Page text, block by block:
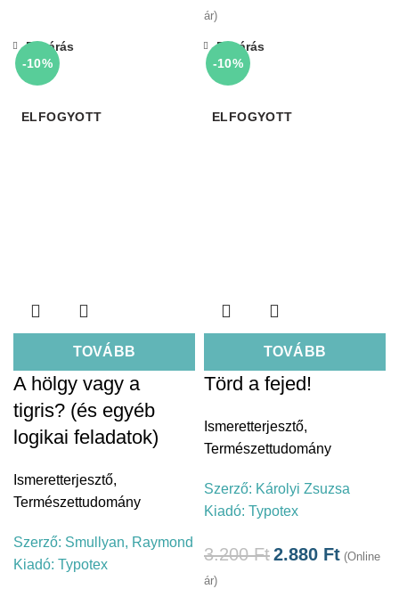
ár)
-10%
ELFOGYOTT
TOVÁBB
Bezárás
A hölgy vagy a
tigris? (és egyéb
logikai feladatok)
Ismeretterjesztő,
Természettudomány
Szerző: Smullyan, Raymond
Kiadó: Typotex
-10%
ELFOGYOTT
TOVÁBB
Bezárás
Törd a fejed!
Ismeretterjesztő,
Természettudomány
Szerző: Károlyi Zsuzsa
Kiadó: Typotex
3.200Ft2.880 Ft (Online
ár)